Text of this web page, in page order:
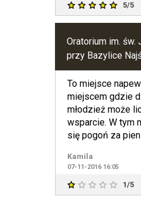
5/5
Oratorium im. św.
przy Bazylice
Serca
Warszawie
To miejsce
miejscem gdzie
młodzież może
wsparcie. W tym
się pogoń za
Kamila
07-11-2016 16:05
1/5